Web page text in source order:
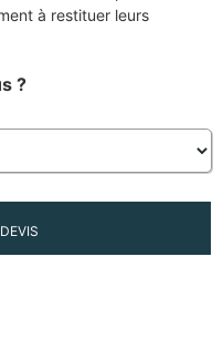
à restituer leurs
?